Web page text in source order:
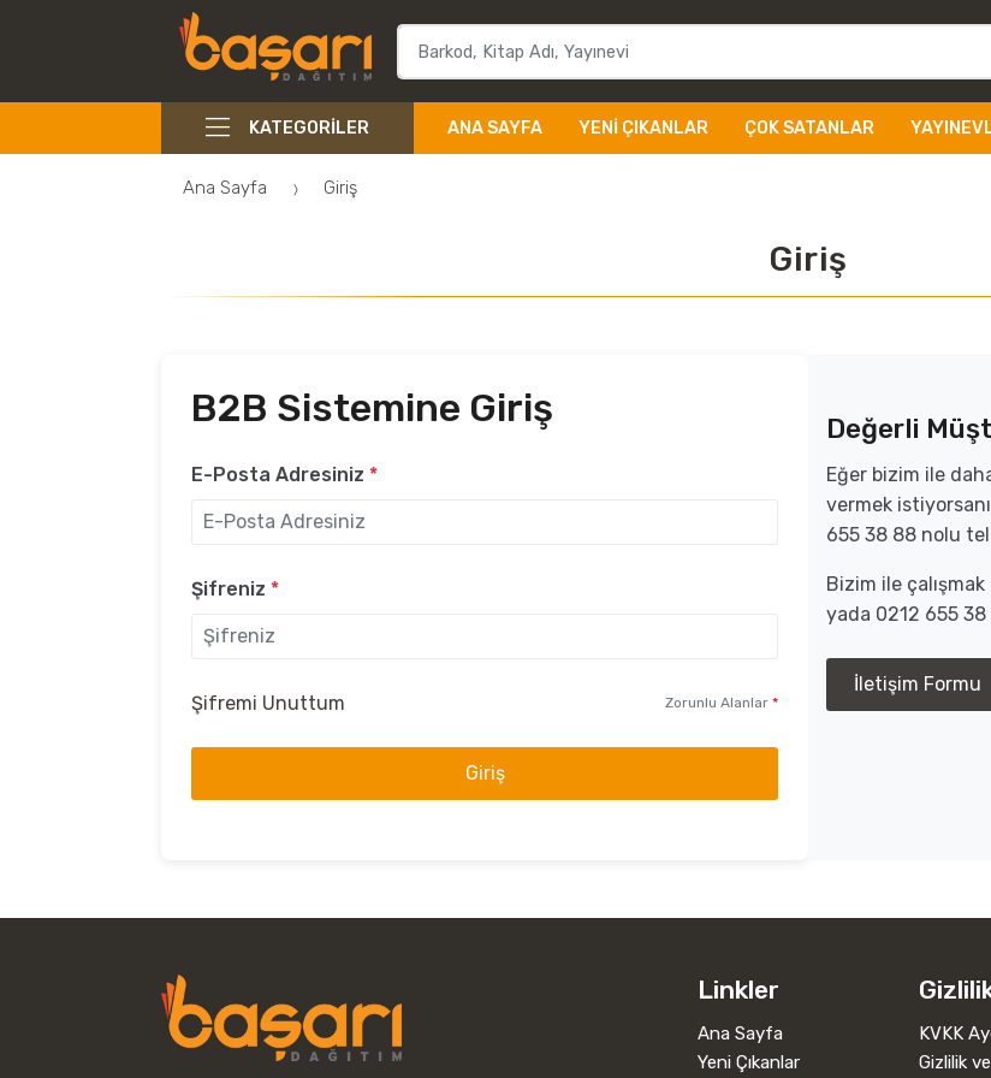
KATEGORILER ANA SAYFA YENI ÇIKANLAR ÇOK SATANLAR
Ana Sayfa Giriş
Giriş
B2B Sistemine Giriş
E-Posta Adresiniz*
Şifreniz*
Şifremi Unuttum Zorunlu Alanlar *
Giriş
Değerli
Eğer bizim ile
vermek
655 38 88 nolu
Bizim ile
yada 0212 655
İletişim Formu
Linkler
Ana Sayfa
Yeni Çıkanlar
KVKK
Gizlilik